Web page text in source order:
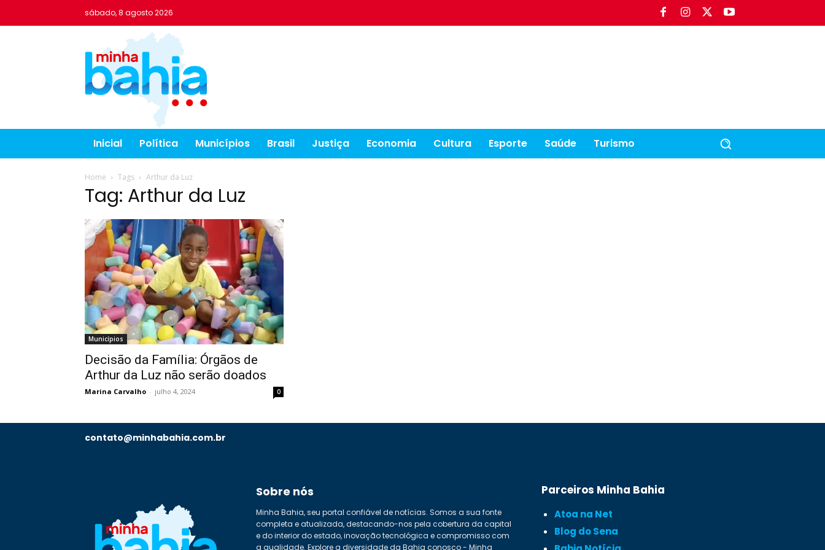
sábado, 8 agosto 2026
Inicial Política Municípios Brasil Justiça Economia Cultura Esporte Saúde Turismo
Home Tags Arthur da Luz
Tag: Arthur da Luz
Municípios
Decisão da Família: Órgãos de
Arthur da Luz não serão doados
Marina Carvalho - julho 4, 2024 0
contato@minhabahia.com.br
Sobre nós
Minha Bahia, seu portal confiável de notícias. Somos a sua fonte
completa e atualizada, destacando-nos pela cobertura da capital
e do interior do estado, inovação tecnológica e compromisso com
a qualidade. Explore a diversidade da Bahia conosco - Minha
Parceiros Minha Bahia
Atoa na Net
Blog do Sena